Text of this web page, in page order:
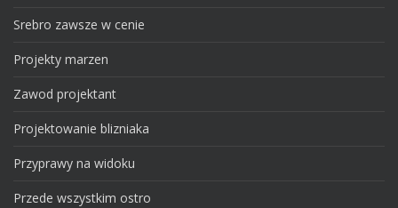
Srebro zawsze w cenie
Projekty marzen
Zawod projektant
Projektowanie blizniaka
Przyprawy na widoku
Przede wszystkim ostro